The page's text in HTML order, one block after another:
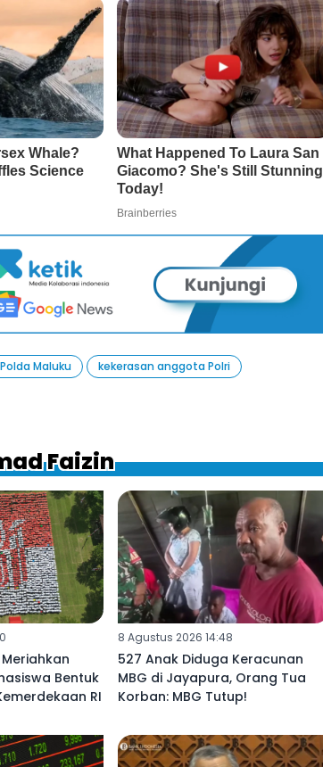
Maluku
kekerasan anggota Polri
Faizin
Bentuk
RI
8 Agustus 2026 14:48
527 Anak Diduga Keracunan
MBG di Jayapura, Orang Tua
Korban: MBG Tutup!